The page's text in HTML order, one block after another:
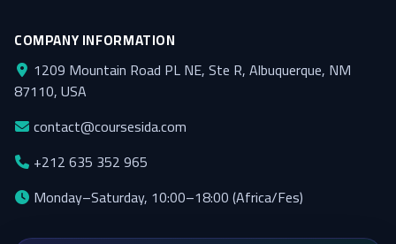
COMPANY INFORMATION
1209 Mountain Road PL NE, Ste R, Albuquerque, NM
87110, USA
contact@coursesida.com
+212 635 352 965
Monday–Saturday, 10:00–18:00 (Africa/Fes)